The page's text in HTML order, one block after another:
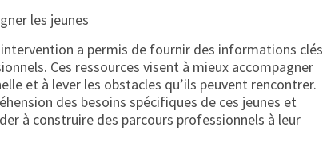
les jeunes
a permis de fournir des informations clés
Ces ressources visent à mieux accompagner
et à lever les obstacles qu’ils peuvent rencontrer.
des besoins spécifiques de ces jeunes et
à construire des parcours professionnels à leur